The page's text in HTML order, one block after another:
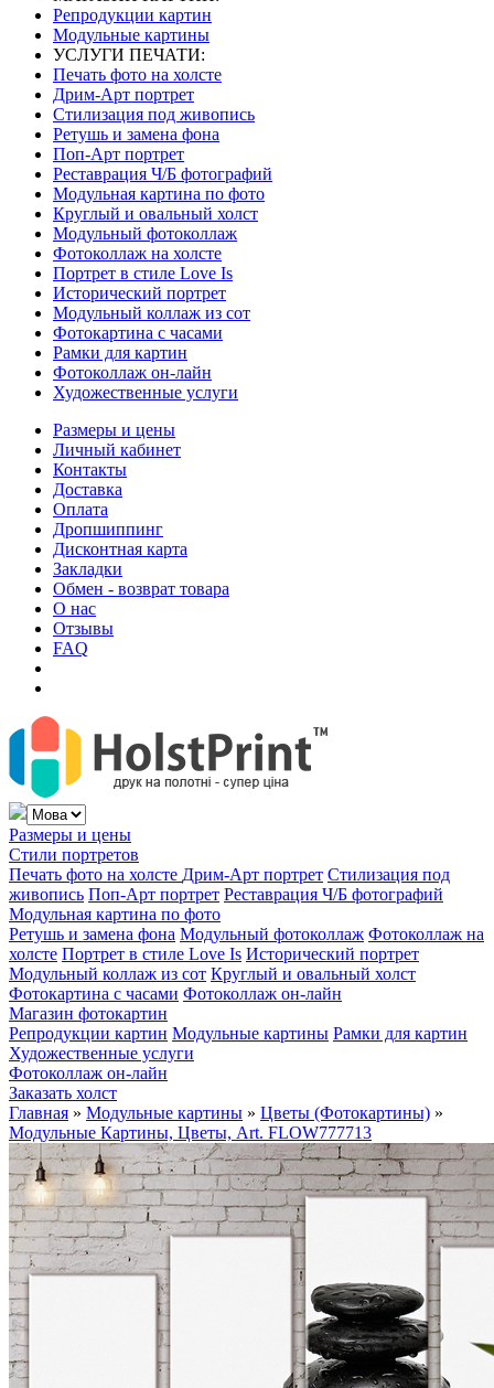
Репродукции картин
Модульные картины
УСЛУГИ ПЕЧАТИ:
Печать фото на холсте
Дрим-Арт портрет
Стилизация под живопись
Ретушь и замена фона
Поп-Арт портрет
Реставрация Ч/Б фотографий
Модульная картина по фото
Круглый и овальный холст
Модульный фотоколлаж
Фотоколлаж на холсте
Портрет в стиле Love Is
Исторический портрет
Модульный коллаж из сот
Фотокартина с часами
Рамки для картин
Фотоколлаж он-лайн
Художественные услуги
Размеры и цены
Личный кабинет
Контакты
Доставка
Оплата
Дропшиппинг
Дисконтная карта
Закладки
Обмен - возврат товара
О нас
Отзывы
FAQ
Размеры и цены
Стили портретов
Печать фото на холсте Дрим-Арт портрет Стилизация под
живопись Поп-Арт портрет Реставрация Ч/Б фотографий
Модульная картина по фото
Ретушь и замена фона Модульный фотоколлаж Фотоколлаж на
холсте Портрет в стиле Love Is Исторический портрет
Модульный коллаж из сот Круглый и овальный холст
Фотокартина с часами Фотоколлаж он-лайн
Магазин фотокартин
Репродукции картин Модульные картины Рамки для картин
Художественные услуги
Фотоколлаж он-лайн
Заказать холст
Главная » Модульные картины » Цветы (Фотокартины) »
Модульные Картины, Цветы, Art. FLOW777713